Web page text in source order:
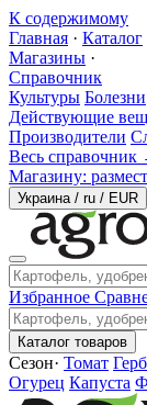
К содержимому
Главная · Каталог
Магазины ·
Справочник
Культуры Болезни
Действующие
Производители
Весь справочник
Магазину:
Украина / ru / EUR
Избранное
Каталог товаров
Сезон· Томат
Огурец Капуста